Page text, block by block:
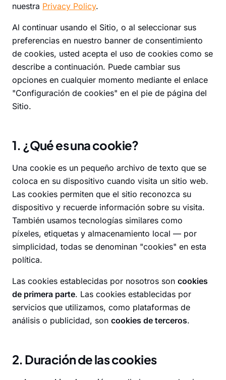
nuestra Privacy Policy.
Al continuar usando el Sitio, o al seleccionar sus
preferencias en nuestro banner de consentimiento
de cookies, usted acepta el uso de cookies como se
describe a continuación. Puede cambiar sus
opciones en cualquier momento mediante el enlace
"Configuración de cookies" en el pie de página del
Sitio.
1. ¿Qué es una cookie?
Una cookie es un pequeño archivo de texto que se
coloca en su dispositivo cuando visita un sitio web.
Las cookies permiten que el sitio reconozca su
dispositivo y recuerde información sobre su visita.
También usamos tecnologías similares como
píxeles, etiquetas y almacenamiento local — por
simplicidad, todas se denominan "cookies" en esta
política.
Las cookies establecidas por nosotros son cookies
de primera parte. Las cookies establecidas por
servicios que utilizamos, como plataformas de
análisis o publicidad, son cookies de terceros.
2. Duración de las cookies